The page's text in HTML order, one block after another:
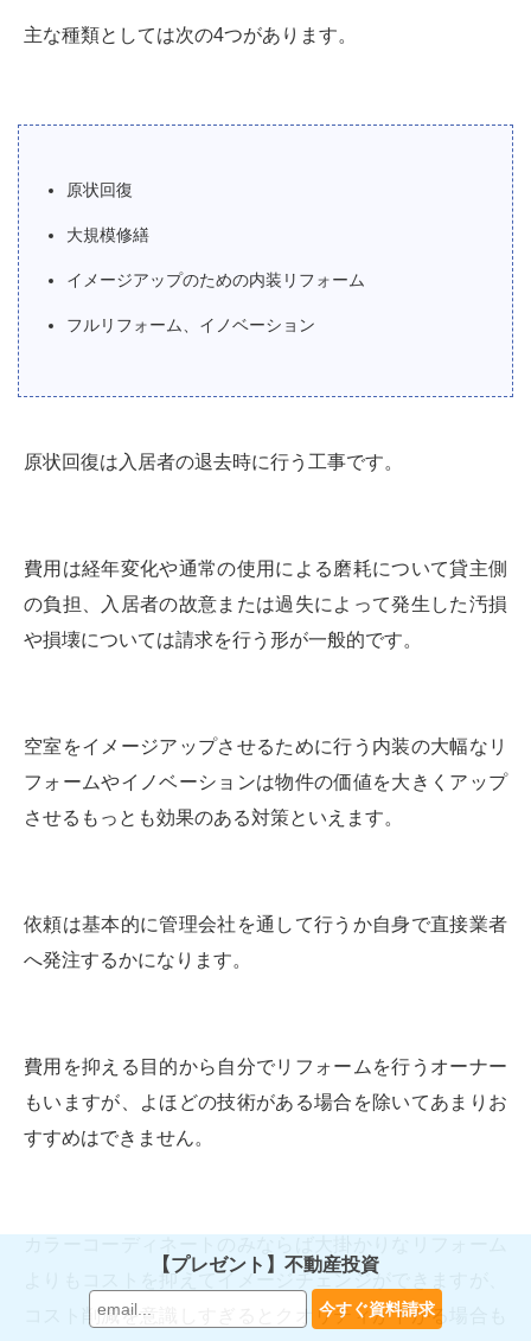
主な種類としては次の4つがあります。
原状回復
大規模修繕
イメージアップのための内装リフォーム
フルリフォーム、イノベーション
原状回復は入居者の退去時に行う工事です。
費用は経年変化や通常の使用による磨耗について貸主側
の負担、入居者の故意または過失によって発生した汚損
や損壊については請求を行う形が一般的です。
空室をイメージアップさせるために行う内装の大幅なリ
フォームやイノベーションは物件の価値を大きくアップ
させるもっとも効果のある対策といえます。
依頼は基本的に管理会社を通して行うか自身で直接業者
へ発注するかになります。
費用を抑える目的から自分でリフォームを行うオーナー
もいますが、よほどの技術がある場合を除いてあまりお
すすめはできません。
よりもコストを抑えてイメージチェンジができますが、
コスト削減を意識しすぎるとクオリティが下がる場合も
【プレゼント】不動産投資